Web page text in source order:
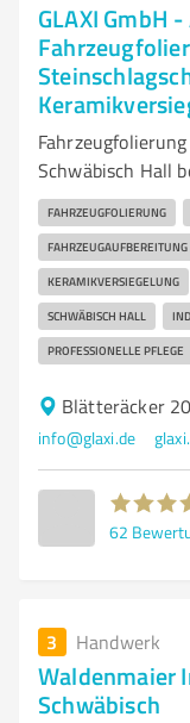
GLAXI GmbH
Schwäbisch Hall
FAHRZEUGFOLIERUNG
FAHRZEUGAUFBEREITUNG
KERAMIKVERSIEGELUNG
SCHWÄBISCH HALL
PROFESSIONELLE PFLEGE
Blätteräcker
info@glaxi.de
62
3 Handwerk
Waldenmaier
Schwäbisch